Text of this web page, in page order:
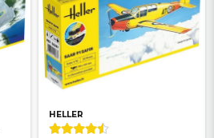
HELLER